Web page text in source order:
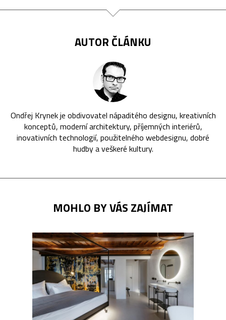
AUTOR ČLÁNKU
Ondřej Krynek je obdivovatel nápaditého designu, kreativních
konceptů, moderní architektury, příjemných interiérů,
inovativních technologií, použitelného webdesignu, dobré
hudby a veškeré kultury.
MOHLO BY VÁS ZAJÍMAT